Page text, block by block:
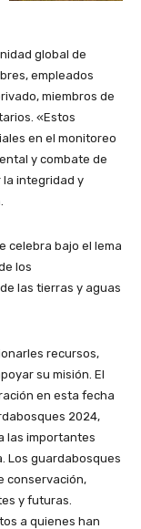
global de
empleados
miembros de
«Estos
en el monitoreo
y combate de
la integridad y
celebra bajo el lema
los
las tierras y aguas
recursos,
su misión. El
en esta fecha
2024,
las importantes
Los guardabosques
conservación,
y futuras.
a quienes han